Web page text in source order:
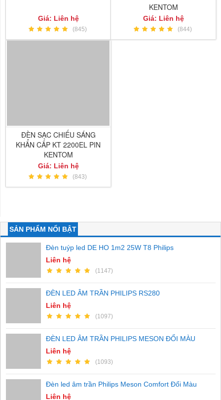
Giá: Liên hệ
(845)
KENTOM
Giá: Liên hệ
(844)
ĐÈN SẠC CHIẾU SÁNG
KHẨN CẤP KT 2200EL PIN
KENTOM
Giá: Liên hệ
(843)
SẢN PHẨM NỔI BẬT
Đèn tuýp led DE HO 1m2 25W T8 Philips
Liên hệ
(1147)
ĐÈN LED ÂM TRẦN PHILIPS RS280
Liên hệ
(1097)
ĐÈN LED ÂM TRẦN PHILIPS MESON ĐỔI MÀU
Liên hệ
(1093)
Đèn led âm trần Philips Meson Comfort Đổi Màu
Liên hệ